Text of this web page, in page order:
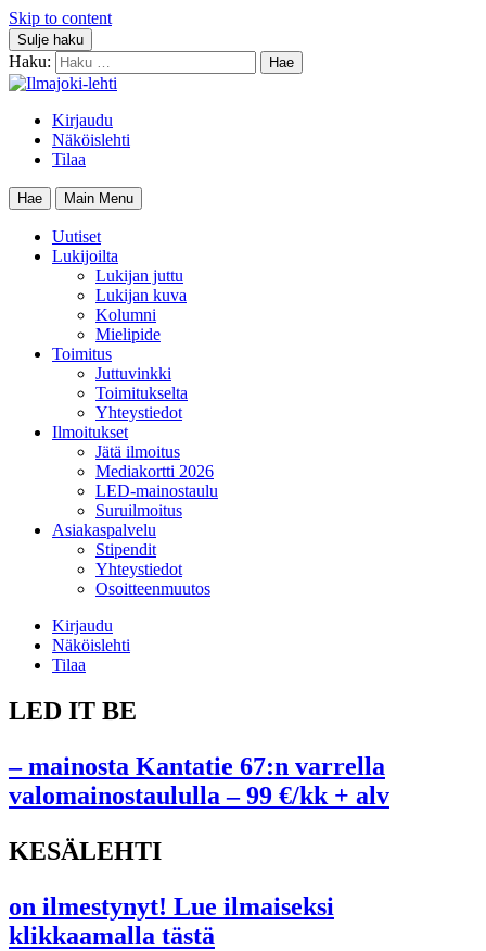
Skip to content
Sulje haku
Haku:
Kirjaudu
Näköislehti
Tilaa
Hae Main Menu
Uutiset
Lukijoilta
Lukijan juttu
Lukijan kuva
Kolumni
Mielipide
Toimitus
Juttuvinkki
Toimitukselta
Yhteystiedot
Ilmoitukset
Jätä ilmoitus
Mediakortti 2026
LED-mainostaulu
Suruilmoitus
Asiakaspalvelu
Stipendit
Yhteystiedot
Osoitteenmuutos
Kirjaudu
Näköislehti
Tilaa
LED IT BE
– mainosta Kantatie 67:n varrella
valomainostaululla – 99 €/kk + alv
KESÄLEHTI
on ilmestynyt! Lue ilmaiseksi
klikkaamalla tästä